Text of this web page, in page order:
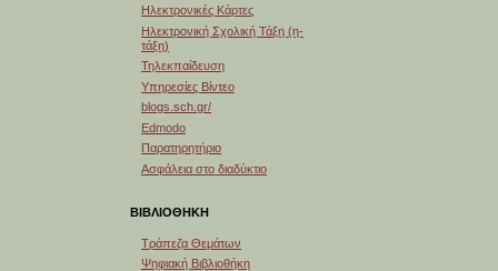
Ηλεκτρονικές Κάρτες
Ηλεκτρονική Σχολική Τάξη (η-
τάξη)
Τηλεκπαίδευση
Υπηρεσίες Βίντεο
blogs.sch.gr/
Edmodo
Παρατηρητήριο
Ασφάλεια στο διαδύκτιο
ΒΙΒΛΙΟΘΗΚΗ
Τράπεζα Θεμάτων
Ψηφιακή Βιβλιοθήκη